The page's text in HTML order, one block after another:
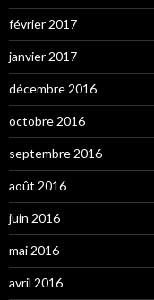
février 2017
janvier 2017
décembre 2016
octobre 2016
septembre 2016
août 2016
juin 2016
mai 2016
avril 2016